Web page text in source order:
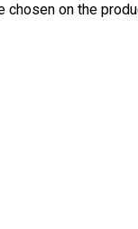
chosen on the